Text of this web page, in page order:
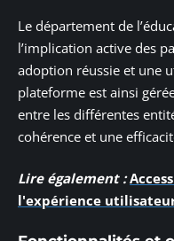
Le département de
l’implication active des
adoption réussie et une
plateforme est ainsi
entre les différentes
cohérence et une
Lire également :
l'expérience